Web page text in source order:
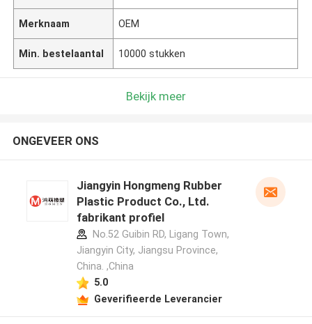
Merknaam OEM
Min. bestelaantal 10000 stukken
Bekijk meer
ONGEVEER ONS
Jiangyin Hongmeng Rubber
Plastic Product Co., Ltd.
fabrikant profiel
No.52 Guibin RD, Ligang Town,
Jiangyin City, Jiangsu Province,
China. ,China
5.0
Geverifieerde Leverancier